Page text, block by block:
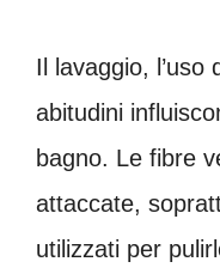
Il lavaggio, l’uso
abitudini
bagno. Le fibre
attaccate,
utilizzati per